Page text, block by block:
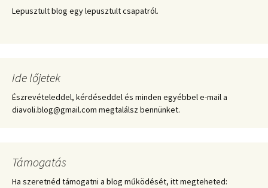
Lepusztult blog egy lepusztult csapatról.
Ide lőjetek
Észrevételeddel, kérdéseddel és minden egyébbel e-mail a
diavoli.blog@gmail.com megtalálsz bennünket.
Támogatás
Ha szeretnéd támogatni a blog működését, itt megteheted: